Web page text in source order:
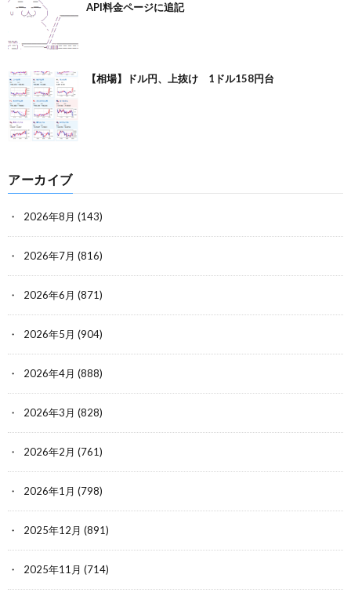
API料金ページに追記
【相場】ドル円、上抜け 1ドル158円台
アーカイブ
2026年8月 (143)
2026年7月 (816)
2026年6月 (871)
2026年5月 (904)
2026年4月 (888)
2026年3月 (828)
2026年2月 (761)
2026年1月 (798)
2025年12月 (891)
2025年11月 (714)